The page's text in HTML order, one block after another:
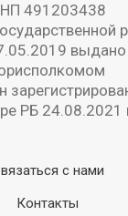
491203438
РБ 24.08.2021
с нами
Контакты